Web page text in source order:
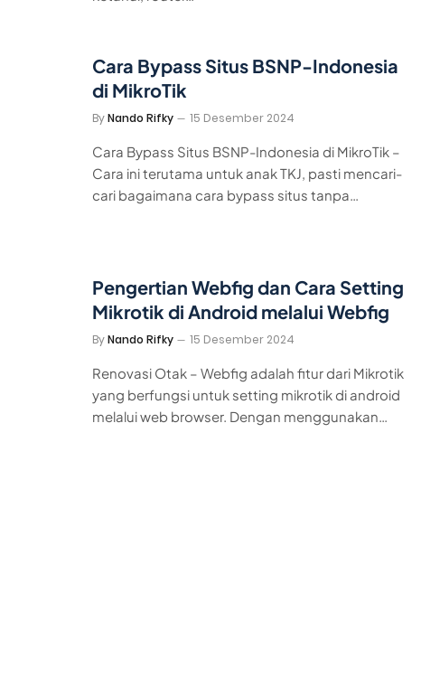
Cara Bypass Situs BSNP-Indonesia
di MikroTik
ByNando Rifky 15 Desember 2024
Cara Bypass Situs BSNP-Indonesia di MikroTik –
Cara ini terutama untuk anak TKJ, pasti mencari-
cari bagaimana cara bypass situs tanpa…
Pengertian Webfig dan Cara Setting
Mikrotik di Android melalui Webfig
ByNando Rifky 15 Desember 2024
Renovasi Otak – Webfig adalah fitur dari Mikrotik
yang berfungsi untuk setting mikrotik di android
melalui web browser. Dengan menggunakan…